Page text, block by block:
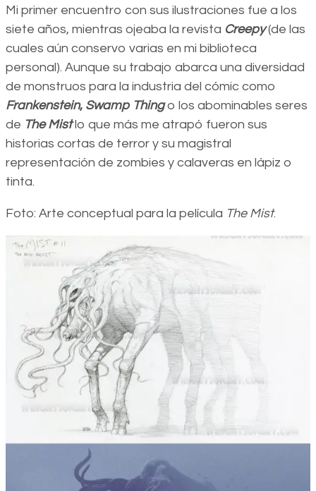
Mi primer encuentro con sus ilustraciones fue a los
siete años, mientras ojeaba la revista Creepy (de las
cuales aún conservo varias en mi biblioteca
personal). Aunque su trabajo abarca una diversidad
de monstruos para la industria del cómic como
Frankenstein, Swamp Thingo los abominables seres
de The Mistlo que más me atrapó fueron sus
historias cortas de terror y su magistral
representación de zombies y calaveras en lápiz o
tinta.
Foto: Arte conceptual para la película The Mist.